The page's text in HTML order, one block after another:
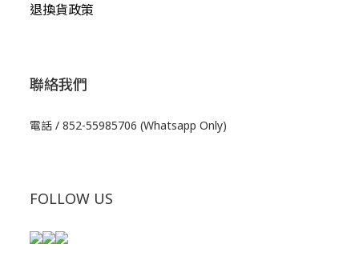
退換貨政策
聯絡我們
電話 / 852-55985706 (Whatsapp Only)
FOLLOW US